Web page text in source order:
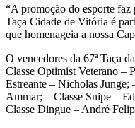
“A promoção do esporte faz
Taça Cidade de Vitória é
que homenageia a nossa
O vencedores da 67ª Taça
Classe Optimist Veterano –
Estreante – Nicholas
Ammar; – Classe Snipe –
Classe Dingue – André